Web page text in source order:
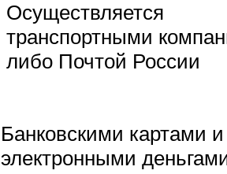
Осуществляется
транспортными
либо Почтой России
Банковскими картами и
электронными